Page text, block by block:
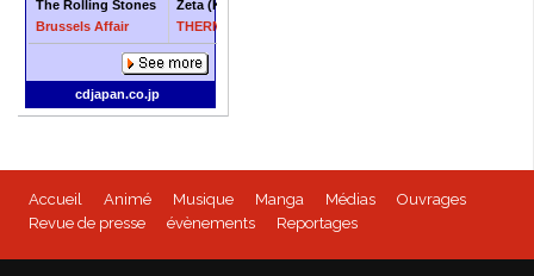
The Rolling Stones
Brussels Affair
Zeta (Kana Hanazawa)
THERMITE - GRANBLUE FANTASY -
cdjapan.co.jp
Accueil Animé Musique Manga Médias
Ouvrages
Revue de presse
évènements Reportages